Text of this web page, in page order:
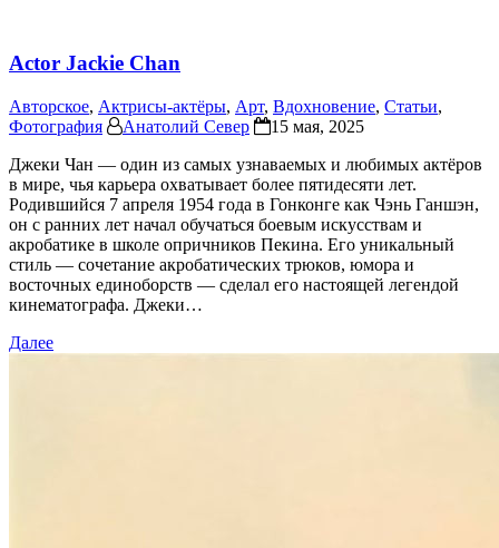
Actor Jackie Chan
Авторское, Актрисы-актёры, Арт, Вдохновение, Статьи,
Фотография
Анатолий Север
15 мая, 2025
Джеки Чан — один из самых узнаваемых и любимых актёров
в мире, чья карьера охватывает более пятидесяти лет.
Родившийся 7 апреля 1954 года в Гонконге как Чэнь Ганшэн,
он с ранних лет начал обучаться боевым искусствам и
акробатике в школе опричников Пекина. Его уникальный
стиль — сочетание акробатических трюков, юмора и
восточных единоборств — сделал его настоящей легендой
кинематографа. Джеки…
Далее